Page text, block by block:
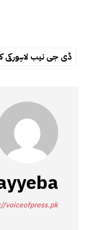
ڈی جی نیب لاہورکی کارکردگی کا
voiceofpress.pk